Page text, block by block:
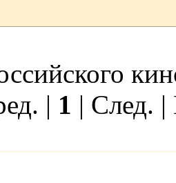
| 1 | След.